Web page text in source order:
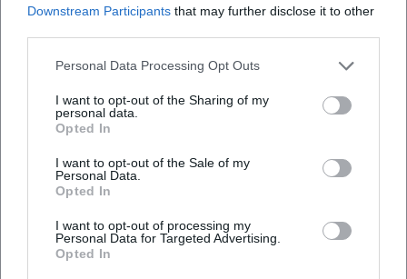
Downstream Participants that may further disclose it to other
Personal Data Processing Opt Outs
I want to opt-out of the Sharing of my
personal data.
Opted In
I want to opt-out of the Sale of my
Personal Data.
Opted In
I want to opt-out of processing my
Personal Data for Targeted Advertising.
Opted In
Hinweis für alle, die Hirzau nicht als
Sehenswürdigkeit oder Veranstaltungsort, sondern
als konkrete Adresse verstehen möchten. Die
der für Deggendorf städtebaulich und historisch
besonders bedeutend ist. Schaching war lange
eine eigenständige Gemeinde und ist seit der
Eingemeindung am 1. April 1935 mit Deggendorf
sondern in einem Quartier, das den Übergang
zwischen gewachsenen Wohnlagen,